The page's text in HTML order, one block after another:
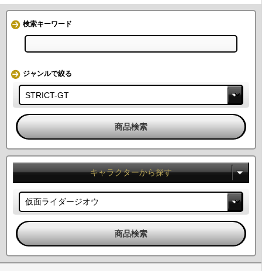
検索キーワード
ジャンルで絞る
キャラクターから探す